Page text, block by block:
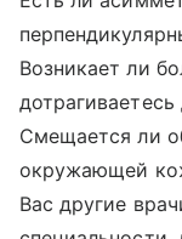
Возникает ли
Смещается ли
окружающей
Вас другие